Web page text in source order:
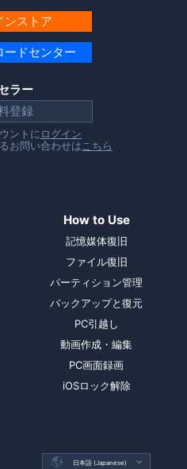
ンストア
ードセンター
ラー
登録
ントに ログイン
お問い合わせは こちら
How to Use
記憶媒体復旧
ファイル復旧
パーティション管理
バックアップと復元
PC引越し
動画作成・編集
PC画面録画
iOSロック解除
 日本語 (Japanese) 